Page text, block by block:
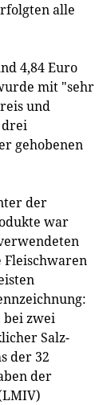
alle
4,84 Euro
mit "sehr
und
gehobenen
der
war
Fleischwaren
bei zwei
Salz-
der 32
der